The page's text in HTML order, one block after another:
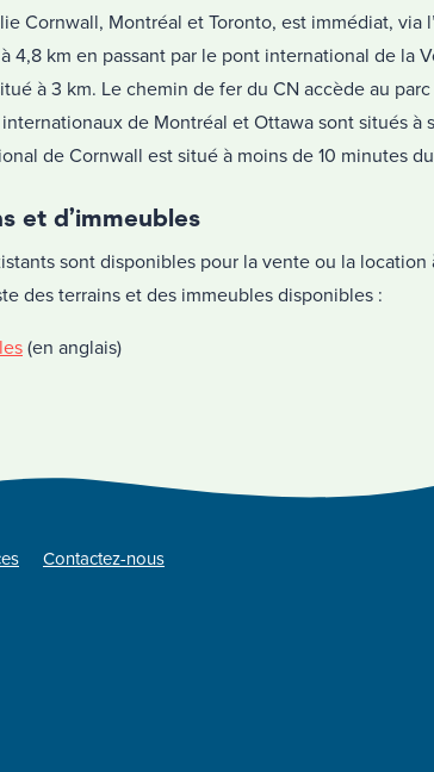
Cornwall, Montréal et Toronto, est immédiat, via
4,8 km en passant par le pont international de la
à 3 km. Le chemin de fer du CN accède au
de Montréal et Ottawa sont situés à
de Cornwall est situé à moins de 10 minutes
et d’immeubles
sont disponibles pour la vente ou la
des terrains et des immeubles disponibles :
(en anglais)
Contactez-nous